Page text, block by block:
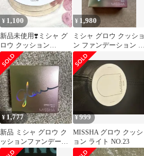
¥ 1,100
新品未使用❣️ミシャ グ
ロウ クッション
NO.21N
¥ 1,980
ミシャ グロウ クッショ
ン ファンデーション ル
ミナスカバー No.21 ラ
イト
¥ 1,777
新品 ミシャ グロウ ク
ッションファンデーシ
ョン ルミナスカバー
¥999
MISSHA グロウ クッシ
ョン ライト NO.23